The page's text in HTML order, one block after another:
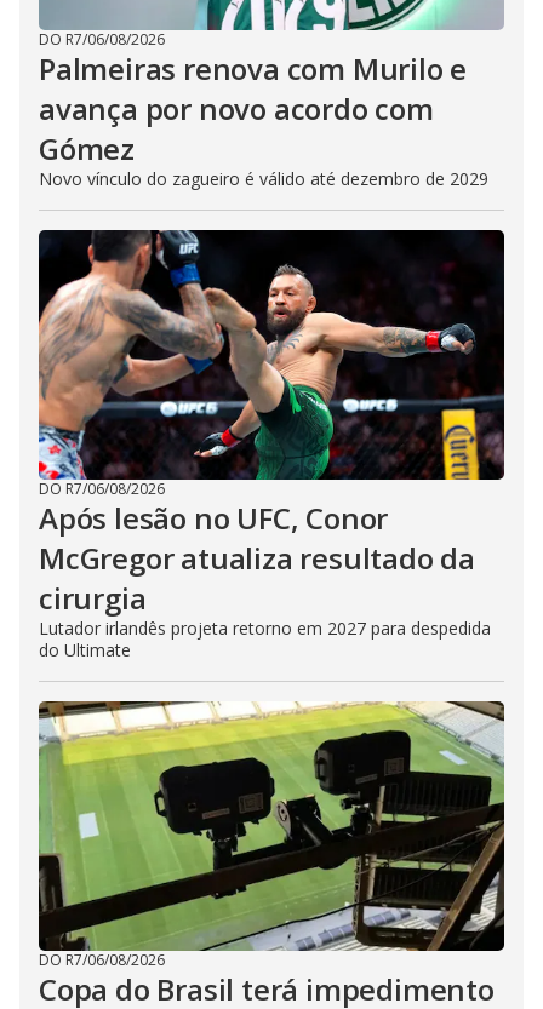
DO R7/06/08/2026
Palmeiras renova com Murilo e
avança por novo acordo com
Gómez
Novo vínculo do zagueiro é válido até dezembro de 2029
DO R7/06/08/2026
Após lesão no UFC, Conor
McGregor atualiza resultado da
cirurgia
Lutador irlandês projeta retorno em 2027 para despedida
do Ultimate
DO R7/06/08/2026
Copa do Brasil terá impedimento